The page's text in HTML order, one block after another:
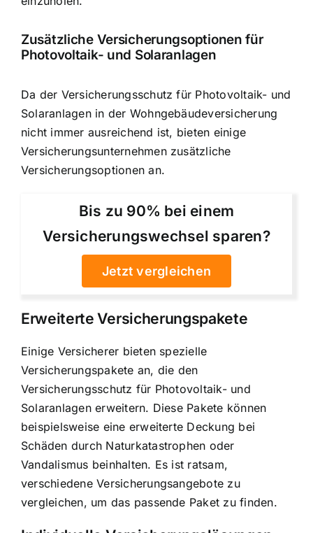
Zusätzliche Versicherungsoptionen für
Photovoltaik- und Solaranlagen
Da der Versicherungsschutz für Photovoltaik- und
Solaranlagen in der Wohngebäudeversicherung
nicht immer ausreichend ist, bieten einige
Versicherungsunternehmen zusätzliche
Versicherungsoptionen an.
Bis zu 90% bei einem
Versicherungswechsel sparen?
Jetzt vergleichen
Erweiterte Versicherungspakete
Einige Versicherer bieten spezielle
Versicherungspakete an, die den
Versicherungsschutz für Photovoltaik- und
Solaranlagen erweitern. Diese Pakete können
beispielsweise eine erweiterte Deckung bei
Schäden durch Naturkatastrophen oder
Vandalismus beinhalten. Es ist ratsam,
verschiedene Versicherungsangebote zu
vergleichen, um das passende Paket zu finden.